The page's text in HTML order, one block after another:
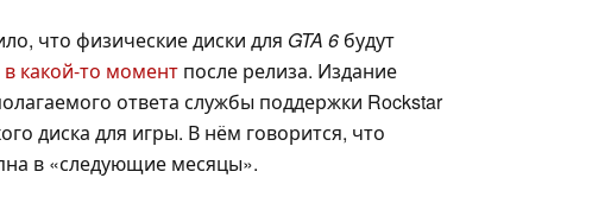
что физические диски для GTA 6 будут
в какой-то момент после релиза. Издание
ответа службы поддержки Rockstar
диска для игры. В нём говорится, что
в «следующие месяцы».